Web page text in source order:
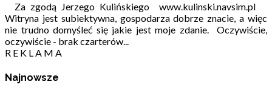
Za zgodą Jerzego Kulińskiego www.kulinski.navsim.pl
Witryna jest subiektywna, gospodarza dobrze znacie, a więc
nie trudno domyśleć się jakie jest moje zdanie. Oczywiście,
oczywiście - brak czarterów...
R E K L A M A
Najnowsze